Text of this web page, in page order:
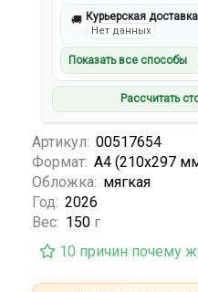
🚚 Курьерская доставка
Нет данных
Показать все способы
Рассчитать
Артикул: 00517654
Формат: А4 (210х297
Обложка: мягкая
Год: 2026
Вес: 150 г
10 причин почему